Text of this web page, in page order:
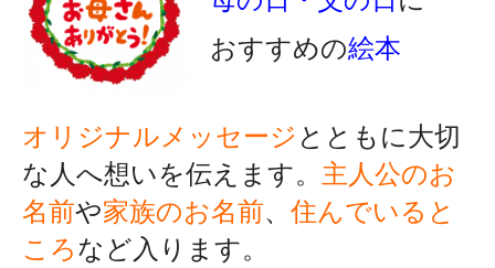
おすすめの絵本
オリジナルメッセージ とともに大切
な人へ想いを伝えます。 主人公のお
名前や家族のお名前、 住んでいると
ころなど入ります。